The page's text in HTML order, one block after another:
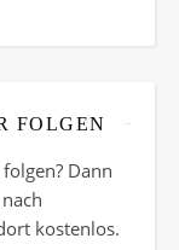
FOLGEN
Dann
kostenlos.